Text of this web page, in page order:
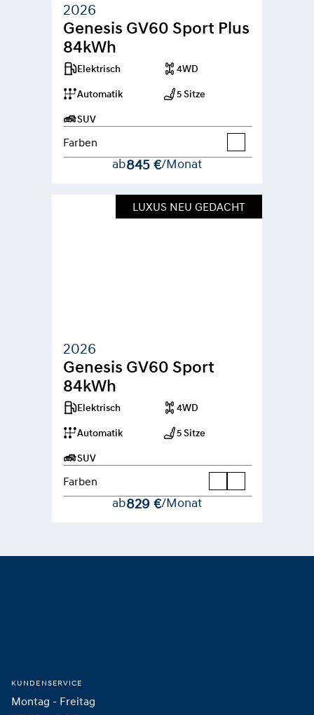
2026
Genesis GV60 Sport Plus
84kWh
Elektrisch 4WD
Automatik 5 Sitze
SUV
Farben
ab845 €/Monat
LUXUS NEU GEDACHT
2026
Genesis GV60 Sport
84kWh
Elektrisch 4WD
Automatik 5 Sitze
SUV
Farben
ab829 €/Monat
KUNDENSERVICE
Montag - Freitag